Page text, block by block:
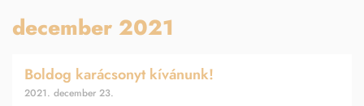
december 2021
Boldog karácsonyt kívánunk!
2021. december 23.